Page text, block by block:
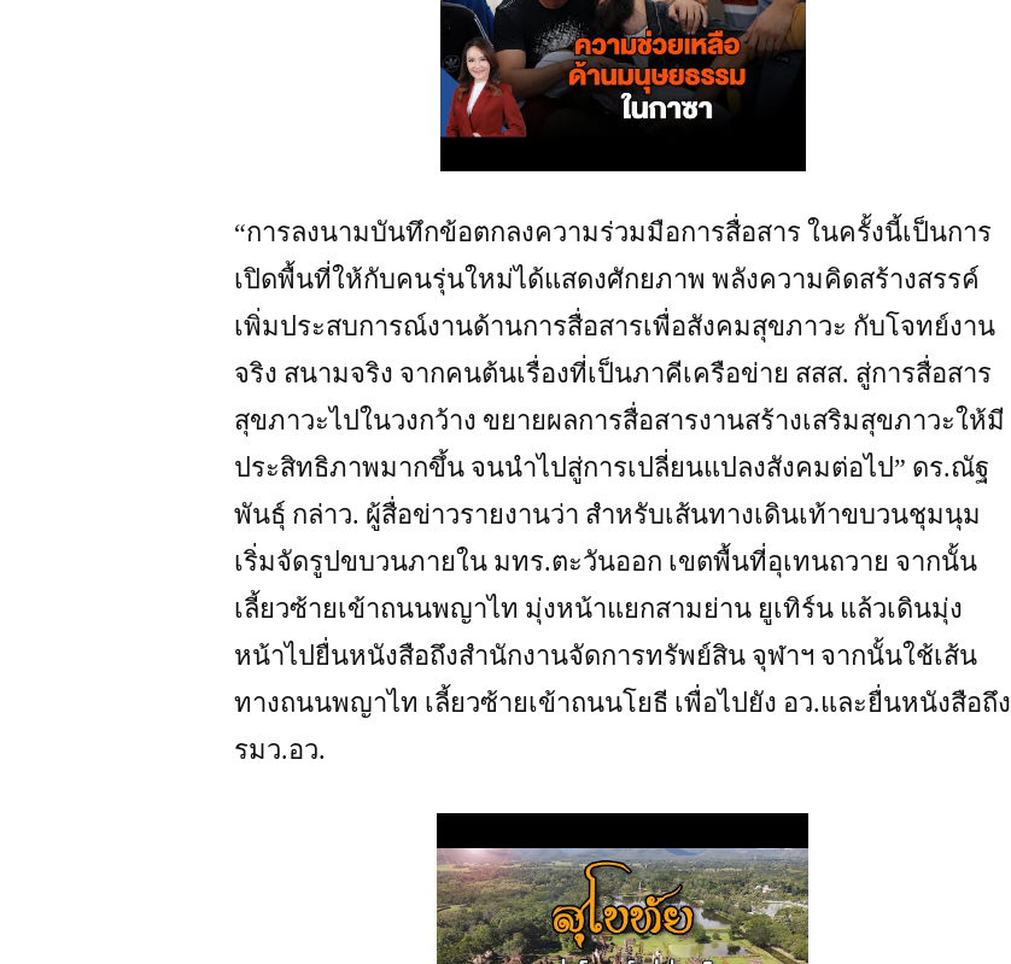
“การลงนามบันทึกข้อตกลงความร่วมมือการสื่อสาร ในครั้งนี้เป็นการ
เปิดพื้นที่ให้กับคนรุ่นใหม่ได้แสดงศักยภาพ พลังความคิดสร้างสรรค์
เพิ่มประสบการณ์งานด้านการสื่อสารเพื่อสังคมสุขภาวะ กับโจทย์งาน
จริง สนามจริง จากคนต้นเรื่องที่เป็นภาคีเครือข่าย สสส. สู่การสื่อสาร
สุขภาวะไปในวงกว้าง ขยายผลการสื่อสารงานสร้างเสริมสุขภาวะให้มี
ประสิทธิภาพมากขึ้น จนนำไปสู่การเปลี่ยนแปลงสังคมต่อไป” ดร.ณัฐ
พันธุ์ กล่าว. ผู้สื่อข่าวรายงานว่า สำหรับเส้นทางเดินเท้าขบวนชุมนุม
เริ่มจัดรูปขบวนภายใน มทร.ตะวันออก เขตพื้นที่อุเทนถวาย จากนั้น
เลี้ยวซ้ายเข้าถนนพญาไท มุ่งหน้าแยกสามย่าน ยูเทิร์น แล้วเดินมุ่ง
หน้าไปยื่นหนังสือถึงสำนักงานจัดการทรัพย์สิน จุฬาฯ จากนั้นใช้เส้น
ทางถนนพญาไท เลี้ยวซ้ายเข้าถนนโยธี เพื่อไปยัง อว.และยื่นหนังสือถึง
รมว.อว.